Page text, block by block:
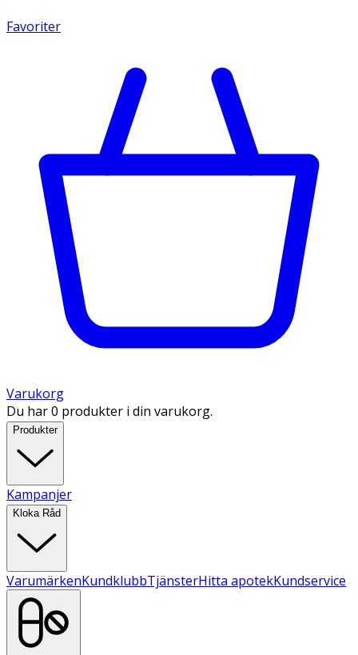
Favoriter
Varukorg
Du har 0 produkter i din varukorg.
Produkter
Kampanjer
Kloka Råd
VarumärkenKundklubbTjänsterHitta apotekKundservice